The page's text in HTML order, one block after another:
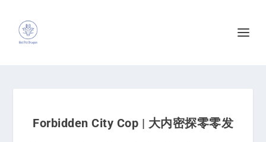
Forbidden City Cop | 大内密探零零发